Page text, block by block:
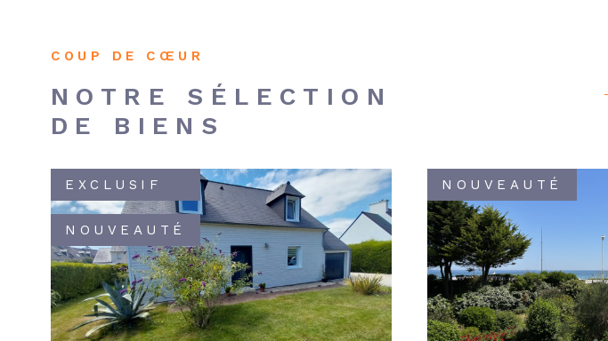
COUP DE CŒUR
NOTRE SÉLECTION
DE BIENS
EXCLUSIF
NOUVEAUTÉ
VOIR LE BIEN
NOUVEAUTÉ
VOIR